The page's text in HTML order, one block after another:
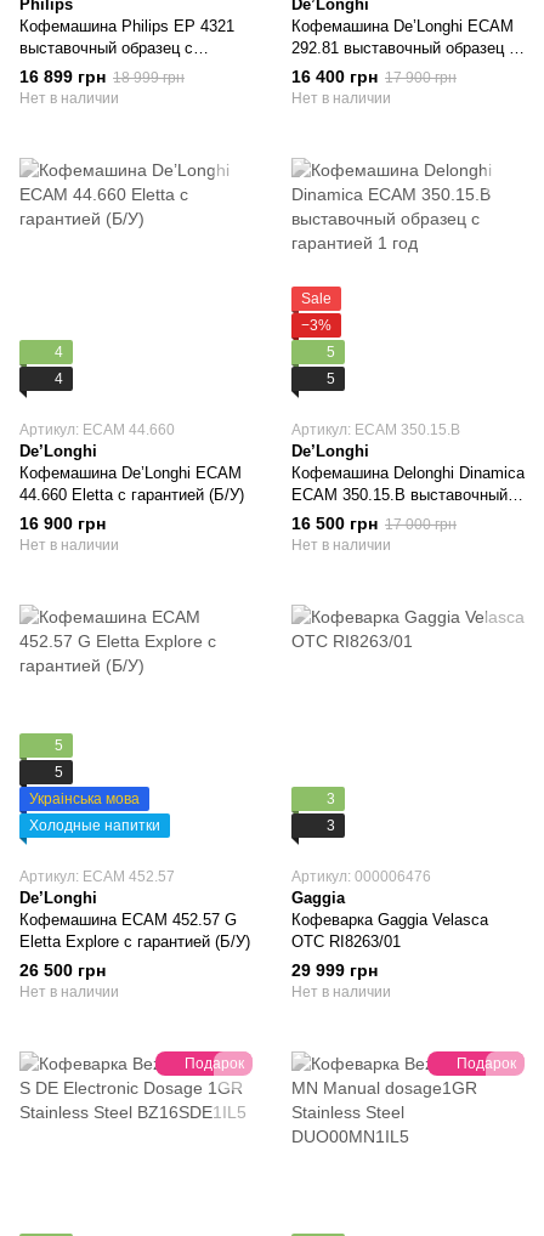
Philips
Кофемашина Philips EP 4321
выставочный образец с
гарантией 1 год
16 899 грн 18 999 грн
Нет в наличии
De’Longhi
Кофемашина De’Longhi ECAM
292.81 выставочный образец с
гарантией 1 год
16 400 грн 17 900 грн
Нет в наличии
4
4
Артикул: ECAM 44.660
De’Longhi
Кофемашина De’Longhi ECAM
44.660 Eletta с гарантией (Б/У)
16 900 грн
Нет в наличии
Sale
−3%
5
5
Артикул: ECAM 350.15.B
De’Longhi
Кофемашина Delonghi Dinamica
ECAM 350.15.B выставочный
образец с гарантией 1 год
16 500 грн 17 000 грн
Нет в наличии
5
5
Украінська мова
Холодные напитки
Артикул: ECAM 452.57
De’Longhi
Кофемашина ECAM 452.57 G
Eletta Explore с гарантией (Б/У)
26 500 грн
Нет в наличии
3
3
Артикул: 000006476
Gaggia
Кофеварка Gaggia Velasca
OTC RI8263/01
29 999 грн
Нет в наличии
Подарок Подарок